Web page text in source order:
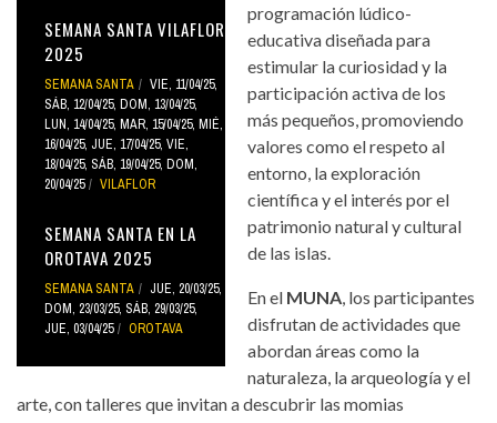
SEMANA SANTA VILAFLOR
2025
SEMANA SANTA VIE, 11/04/25,
SÁB, 12/04/25, DOM, 13/04/25,
LUN, 14/04/25, MAR, 15/04/25, MIÉ,
16/04/25, JUE, 17/04/25, VIE,
18/04/25, SÁB, 19/04/25, DOM,
20/04/25
VILAFLOR
SEMANA SANTA EN LA
OROTAVA 2025
SEMANA SANTA JUE, 20/03/25,
DOM, 23/03/25, SÁB, 29/03/25,
JUE, 03/04/25
OROTAVA
programación lúdico-
educativa diseñada para
estimular la curiosidad y la
participación activa de los
más pequeños, promoviendo
valores como el respeto al
entorno, la exploración
científica y el interés por el
patrimonio natural y cultural
de las islas.
En el MUNA, los participantes
disfrutan de actividades que
abordan áreas como la
naturaleza, la arqueología y el
arte, con talleres que invitan a descubrir las momias